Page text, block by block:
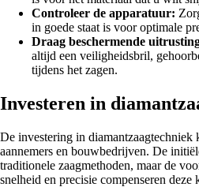
Controleer de apparatuur:
in goede staat is voor optimale
Draag beschermende
altijd een veiligheidsbril,
tijdens het zagen.
Investeren in
De investering in
aannemers en bouwbedrijven. De
traditionele zaagmethoden, maar de
snelheid en precisie compenseren deze